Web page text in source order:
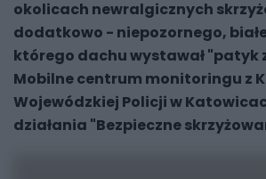
okolicach newralgicznych
dodatkowo - niepozornego,
którego dachu wystawał "patyk
Mobilne centrum monitoringu z
Wojewódzkiej Policji w
działania "Bezpieczne